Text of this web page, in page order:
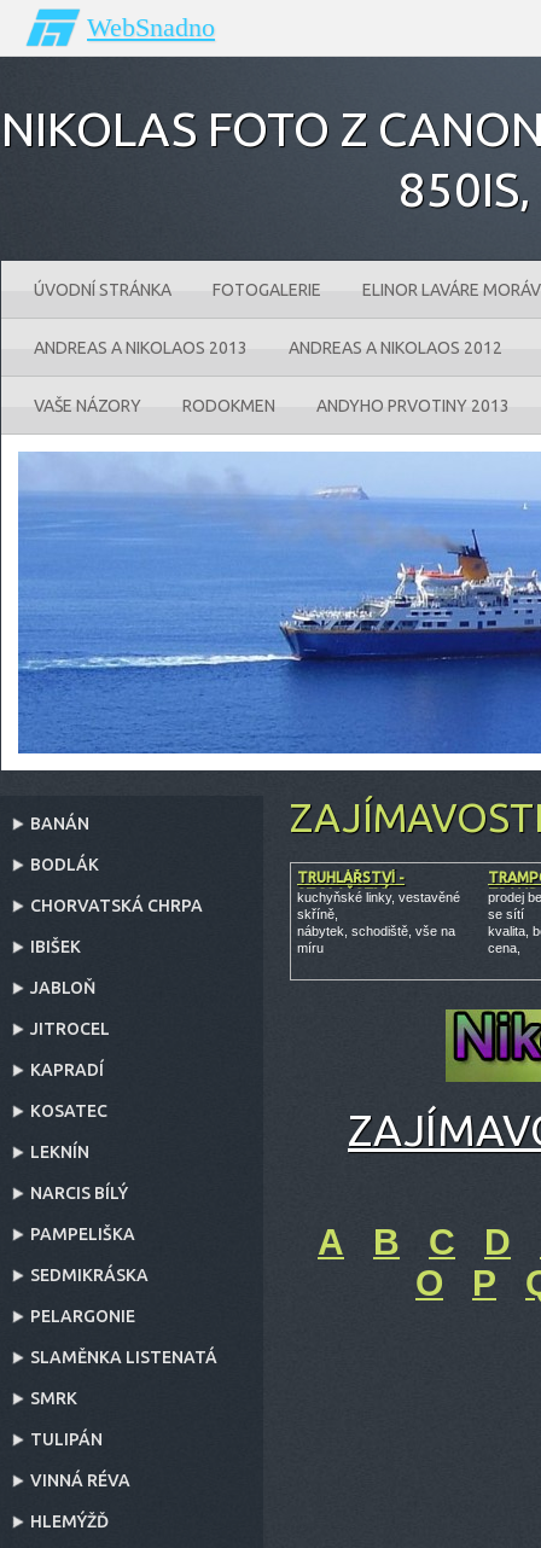
WebSnadno
NIKOLAS FOTO Z
ÚVODNÍ STRÁNKA FOTOGALERIE ELINOR LAVÁRE
ANDREAS A NIKOLAOS 2013 ANDREAS A NIKOLAOS 2012
VAŠE NÁZORY RODOKMEN ANDYHO PRVOTINY 2013
TRUHLÁŘSTVÍ -
STOLAŘSTVÍ
kuchyňské linky, vestavěné
skříně,
nábytek, schodiště, vše na
míru
prodej
se sítí
kvalita,
cena,
A B C D
O
P
BANÁN
BODLÁK
CHORVATSKÁ CHRPA
IBIŠEK
JABLOŇ
JITROCEL
KAPRADÍ
KOSATEC
LEKNÍN
NARCIS BÍLÝ
PAMPELIŠKA
SEDMIKRÁSKA
PELARGONIE
SLAMĚNKA LISTENATÁ
SMRK
TULIPÁN
VINNÁ RÉVA
HLEMÝŽĎ